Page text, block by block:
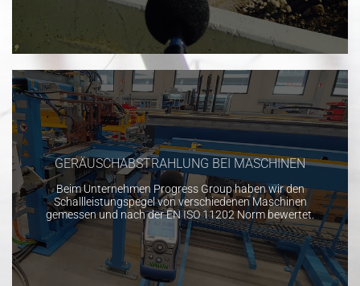
GERÄUSCHABSTRAHLUNG BEI MASCHINEN
Beim Unternehmen Progress Group haben wir den
Schallleistungspegel von verschiedenen Maschinen
gemessen und nach der EN ISO 11202 Norm bewertet.